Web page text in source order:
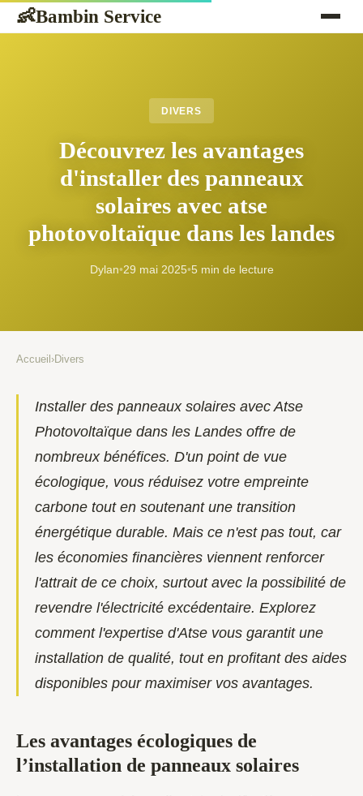
👶Bambin Service
DIVERS
Découvrez les avantages
d'installer des panneaux
solaires avec atse
photovoltaïque dans les landes
Dylan•29 mai 2025•5 min de lecture
Accueil ›Divers
Installer des panneaux solaires avec Atse
Photovoltaïque dans les Landes offre de
nombreux bénéfices. D'un point de vue
écologique, vous réduisez votre empreinte
carbone tout en soutenant une transition
énergétique durable. Mais ce n'est pas tout, car
les économies financières viennent renforcer
l'attrait de ce choix, surtout avec la possibilité de
revendre l'électricité excédentaire. Explorez
comment l'expertise d'Atse vous garantit une
installation de qualité, tout en profitant des aides
disponibles pour maximiser vos avantages.
Les avantages écologiques de
l’installation de panneaux solaires